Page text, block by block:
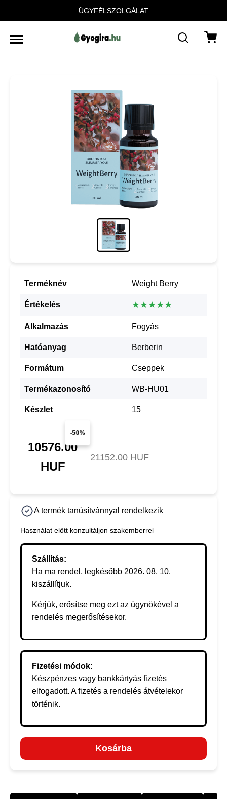
ÜGYFÉLSZOLGÁLAT
Terméknév Weight Berry
Értékelés ★★★★★
Alkalmazás Fogyás
Hatóanyag Berberin
Formátum Cseppek
Termékazonosító WB-HU01
Készlet 15
-50%
10576.00
HUF
21152.00 HUF
A termék tanúsítvánnyal rendelkezik
Használat előtt konzultáljon szakemberrel
Szállítás:
Ha ma rendel, legkésőbb 2026. 08. 10.
kiszállítjuk.
Kérjük, erősítse meg ezt az ügynökével a
rendelés megerősítésekor.
Fizetési módok:
Készpénzes vagy bankkártyás fizetés
elfogadott. A fizetés a rendelés átvételekor
történik.
Kosárba